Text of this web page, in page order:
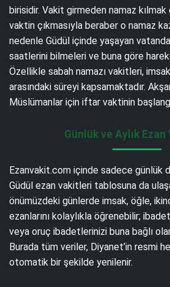
birisidir. Vakit girmeden namaz kılmak
vaktin çıkmasıyla beraber o namaz
nedenle Güdül içinde yaşayan
saatlerini bilmeleri ve buna göre
Özellikle sabah namazı vakitleri,
arasındaki süreyi kapsamaktadır.
Müslümanlar için iftar vaktinin
Günlük ve Aylık
Ezanvakit.com içinde sadece günlük
Güdül ezan vakitleri tablosuna da
önümüzdeki günlerde imsak, öğle,
ezanlarını kolaylıkla öğrenebilir;
veya oruç ibadetlerinizi buna bağlı
Burada tüm veriler, Diyanet’in resmi
otomatik bir şekilde yenilenir.